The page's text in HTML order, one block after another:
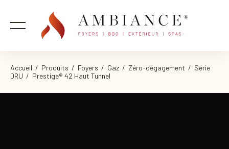
Accueil / Produits / Foyers / Gaz / Zéro-dégagement / Série
DRU / Prestige® 42 Haut Tunnel